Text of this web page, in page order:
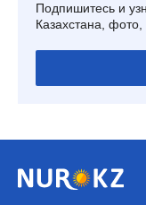
Подпишитесь и
Казахстана, фото,